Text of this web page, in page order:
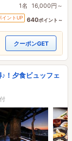
1名 16,000円～
イントUP 640ポイント～
クーポンGET
♪！夕食ビュッフェ